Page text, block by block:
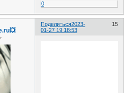
0
Поделиться 15
2023-
01-27 19:18:53